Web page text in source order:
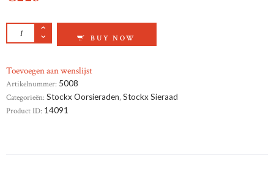
GEELGOUD OORKNOPPEN AANTAL
BUY NOW
Toevoegen aan wenslijst
Artikelnummer: 5008
Categorieën: Stockx Oorsieraden,Stockx Sieraad
Product ID: 14091